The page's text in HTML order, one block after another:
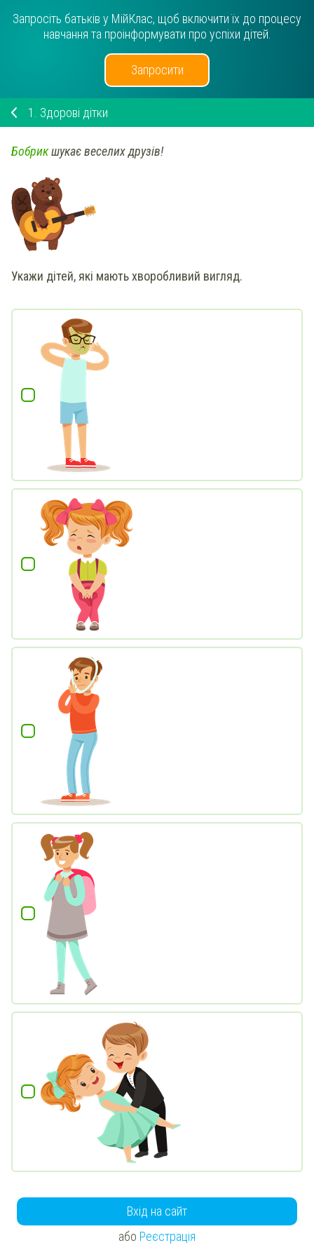
Запросіть батьків у МійКлас, щоб включити їх до процесу
навчання та проінформувати про успіхи дітей.
Запросити
1. Здорові дітки
Бобрикшукає веселих друзів!
Укажи дітей, які маютьхворобливий вигляд.
Вхід на сайт
або Реєстрація